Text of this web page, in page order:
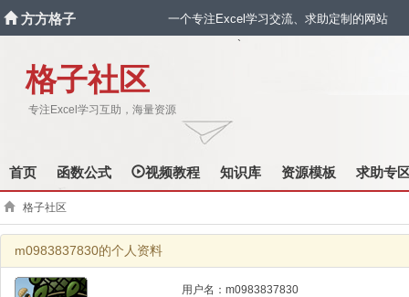
方方格子 一个专注Excel学习交流、求助定制的网站
格子社区
专注Excel学习互助，海量资源
`
首页 函数公式 视频教程 知识库 资源模板 求助专
格子社区
m0983837830的个人资料
用户名：m0983837830